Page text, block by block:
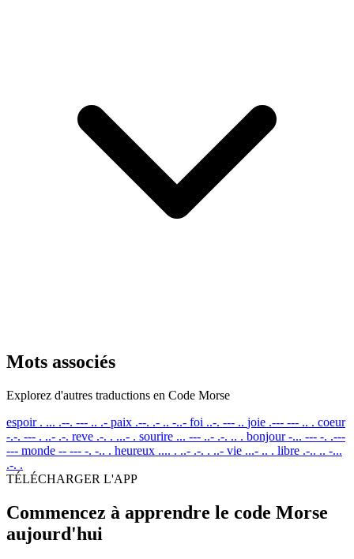
Mots associés
Explorez d'autres traductions en Code Morse
espoir . ... .--. --- .. .- paix .--. .- .. -..- foi ..-. --- .. joie .--- --- .. . coeur
-.-. --- . ..- .-. reve .-. . ...- . sourire ... --- ..- .-. .. . bonjour -... --- -. .---
--- monde -- --- -. -.. . heureux .... . ..- .-. . ..- vie ...- .. . libre .-.. .. -...
.-. .
TÉLÉCHARGER L'APP
Commencez à apprendre le code Morse
aujourd'hui